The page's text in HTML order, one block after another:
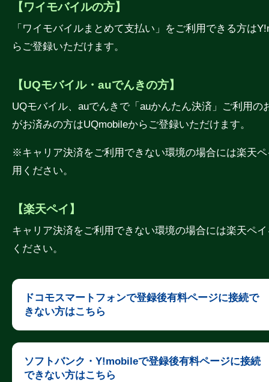
【ワイモバイルの方】
「ワイモバイルまとめて支払い」をご利用できる方は
らご登録いただけます。
【UQモバイル・auでんきの方】
UQモバイル、auでんきで「auかんたん決済」ご利用の
がお済みの方はUQmobileからご登録いただけます。
※キャリア決済をご利用できない環境の場合には楽天
用ください。
【楽天ペイ】
キャリア決済をご利用できない環境の場合には楽天ペ
ください。
ドコモスマートフォンで登録後有料ページに接続で
きない方はこちら
ソフトバンク・Y!mobileで登録後有料ページに接続
できない方はこちら